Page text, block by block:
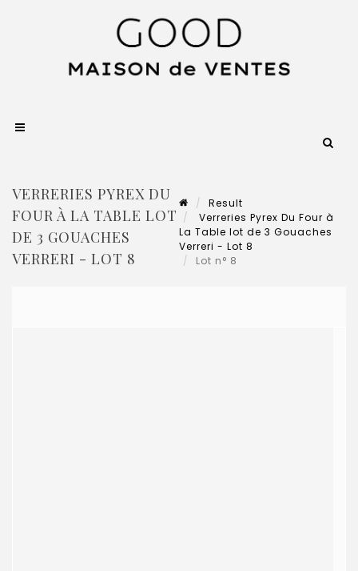
VERRERIES PYREX DU
FOUR À LA TABLE LOT
DE 3 GOUACHES
VERRERI - LOT 8
Result
Verreries Pyrex Du Four à
La Table lot de 3 Gouaches
Verreri - Lot 8
Lot n° 8